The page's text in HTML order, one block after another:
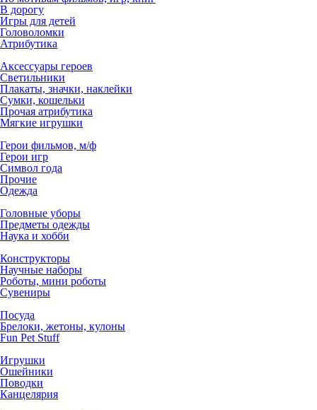
В дорогу
Игры для детей
Головоломки
Атрибутика
Аксессуары героев
Светильники
Плакаты, значки, наклейки
Сумки, кошельки
Прочая атрибутика
Мягкие игрушки
Герои фильмов, м/ф
Герои игр
Символ года
Прочие
Одежда
Головные уборы
Предметы одежды
Наука и хобби
Конструкторы
Научные наборы
Роботы, мини роботы
Сувениры
Посуда
Брелоки, жетоны, кулоны
Fun Pet Stuff
Игрушки
Ошейники
Поводки
Канцелярия